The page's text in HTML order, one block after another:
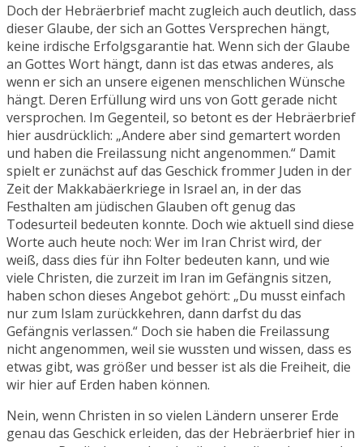
Doch der Hebräerbrief macht zugleich auch deutlich, dass
dieser Glaube, der sich an Gottes Versprechen hängt,
keine irdische Erfolgsgarantie hat. Wenn sich der Glaube
an Gottes Wort hängt, dann ist das etwas anderes, als
wenn er sich an unsere eigenen menschlichen Wünsche
hängt. Deren Erfüllung wird uns von Gott gerade nicht
versprochen. Im Gegenteil, so betont es der Hebräerbrief
hier ausdrücklich: „Andere aber sind gemartert worden
und haben die Freilassung nicht angenommen.“ Damit
spielt er zunächst auf das Geschick frommer Juden in der
Zeit der Makkabäerkriege in Israel an, in der das
Festhalten am jüdischen Glauben oft genug das
Todesurteil bedeuten konnte. Doch wie aktuell sind diese
Worte auch heute noch: Wer im Iran Christ wird, der
weiß, dass dies für ihn Folter bedeuten kann, und wie
viele Christen, die zurzeit im Iran im Gefängnis sitzen,
haben schon dieses Angebot gehört: „Du musst einfach
nur zum Islam zurückkehren, dann darfst du das
Gefängnis verlassen.“ Doch sie haben die Freilassung
nicht angenommen, weil sie wussten und wissen, dass es
etwas gibt, was größer und besser ist als die Freiheit, die
wir hier auf Erden haben können.
Nein, wenn Christen in so vielen Ländern unserer Erde
genau das Geschick erleiden, das der Hebräerbrief hier in